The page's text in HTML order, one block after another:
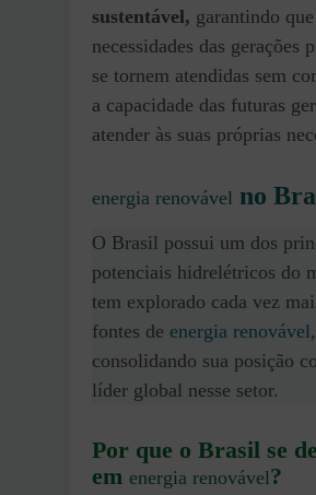
sustentável, garantindo que
necessidades das gerações
se tornem atendidas sem
a capacidade das futuras
atender às suas próprias
energia renovável no
O Brasil possui um dos
potenciais hidrelétricos do
tem explorado cada vez
fontes de energia renovável,
consolidando sua posição
líder global nesse setor.
Por que o Brasil se
em energia renovável?